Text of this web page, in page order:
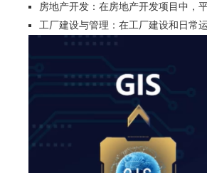
房地产开发：在房地产开发项目中，
工厂建设与管理：在工厂建设和日常